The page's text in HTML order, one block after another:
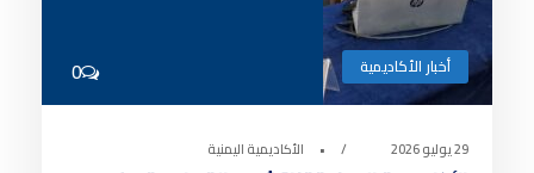
أخبار الأكاديمية 0
29 يوليو 2026 • الأكاديمية اليمنية